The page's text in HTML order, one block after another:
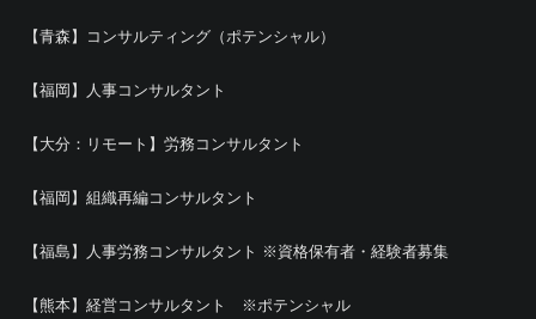
【青森】コンサルティング（ポテンシャル）
【福岡】人事コンサルタント
【大分：リモート】労務コンサルタント
【福岡】組織再編コンサルタント
【福島】人事労務コンサルタント ※資格保有者・経験者募集
【熊本】経営コンサルタント ※ポテンシャル